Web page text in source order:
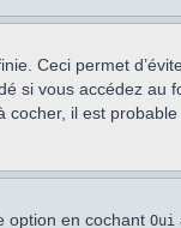
Ceci permet
si vous accédez au
il est probable
option en cochant Oui